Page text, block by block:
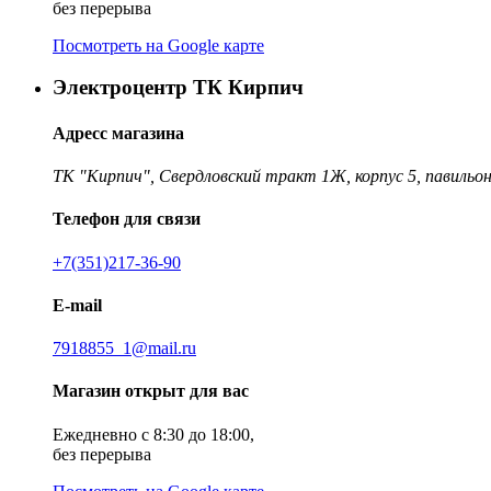
без перерыва
Посмотреть на Google карте
Электроцентр ТК Кирпич
Адресс магазина
ТК "Кирпич", Свердловский тракт 1Ж, корпус 5,
Телефон для связи
+7(351)217-36-90
E-mail
7918855_1@mail.ru
Магазин открыт для вас
Ежедневно с 8:30 до 18:00,
без перерыва